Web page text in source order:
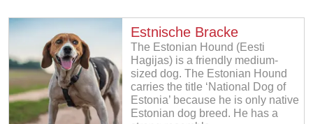
Estnische Bracke
The Estonian Hound (Eesti
Hagijas) is a friendly medium-
sized dog. The Estonian Hound
carries the title ‘National Dog of
Estonia’ because he is only native
Estonian dog breed. He has a